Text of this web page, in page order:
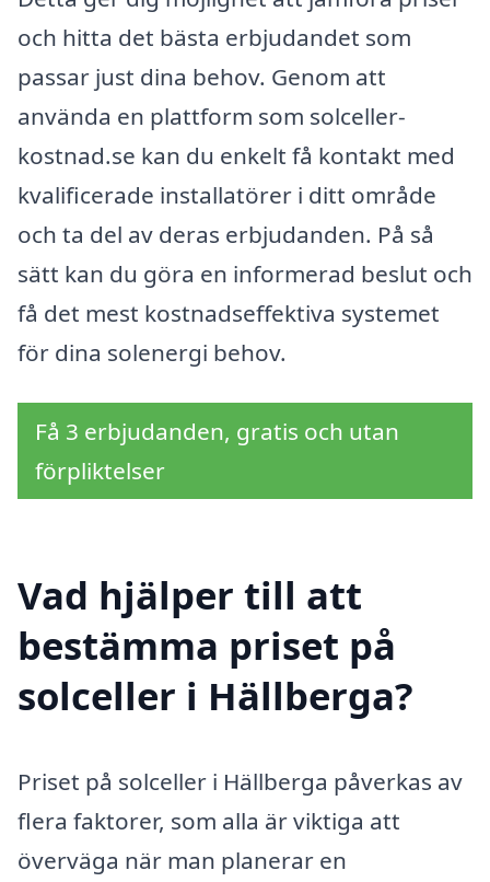
och hitta det bästa erbjudandet som
passar just dina behov. Genom att
använda en plattform som solceller-
kostnad.se kan du enkelt få kontakt med
kvalificerade installatörer i ditt område
och ta del av deras erbjudanden. På så
sätt kan du göra en informerad beslut och
få det mest kostnadseffektiva systemet
för dina solenergi behov.
Få 3 erbjudanden, gratis och utan
förpliktelser
Vad hjälper till att
bestämma priset på
solceller i Hällberga?
Priset på solceller i Hällberga påverkas av
flera faktorer, som alla är viktiga att
överväga när man planerar en